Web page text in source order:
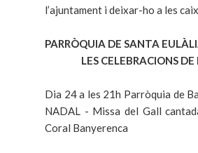
l’ajuntament i deixar-ho a les
PARRÒQUIA DE SANTA
LES CELEBRACIONS DE
Dia 24 a les 21h Parròquia de
NADAL - Missa del Gall
Coral Banyerenca